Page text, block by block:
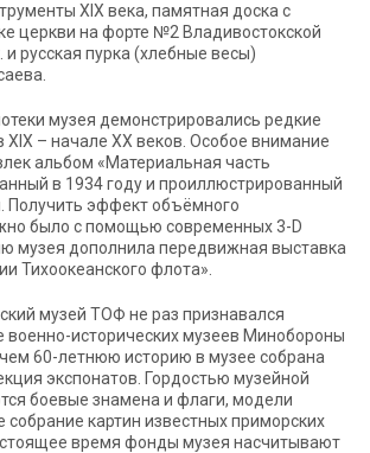
XIX века, памятная доска с
церкви на форте №2 Владивостокской
и русская пурка (хлебные весы)
музея демонстрировались редкие
XIX – начале XX веков. Особое внимание
альбом «Материальная часть
в 1934 году и проиллюстрированный
Получить эффект объёмного
было с помощью современных 3-D
музея дополнила передвижная выставка
Тихоокеанского флота».
музей ТОФ не раз признавался
военно-исторических музеев Минобороны
60-летнюю историю в музее собрана
экспонатов. Гордостью музейной
боевые знамена и флаги, модели
собрание картин известных приморских
время фонды музея насчитывают